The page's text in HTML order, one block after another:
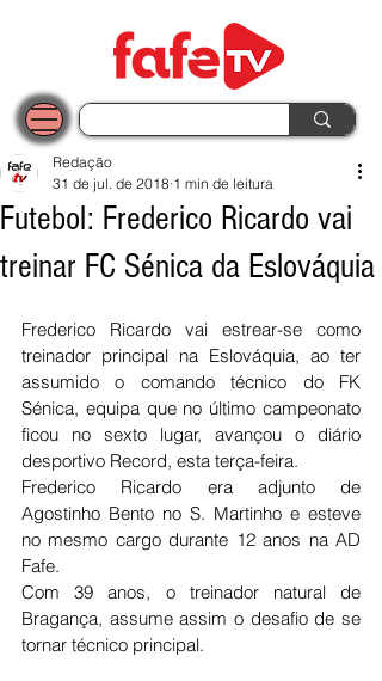
Futebol: Frederico Ricardo vai
treinar FC Sénica da Eslováquia
Redação
31 de jul. de 2018 1 min de leitura
Frederico Ricardo vai estrear-se como
treinador principal na Eslováquia, ao ter
assumido o comando técnico do FK
Sénica, equipa que no último campeonato
ficou no sexto lugar, avançou o diário
desportivo Record, esta terça-feira.
Frederico Ricardo era adjunto de
Agostinho Bento no S. Martinho e esteve
no mesmo cargo durante 12 anos na AD
Fafe.
Com 39 anos, o treinador natural de
Bragança, assume assim o desafio de se
tornar técnico principal.